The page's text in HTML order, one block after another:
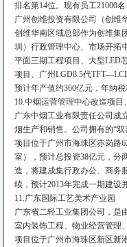
排名第14位。现有员工21000
广州创维投资有限公司（创维
创维华南区域总部作为创维集
圳）行政管理中心、市场开拓
平面三期工程项目、大型LED
项目、广州LGD8.5代
预计年产值约360亿元，年纳
10.中烟运营管理中心改造项目
广东中烟工业有限责任公司成
烟生产和销售。公司拥有的“
项目位于广州市海珠区赤岗路
室），预计总投资38亿元，分
造，将建成集行政办公、商务
续，预计2013年完成一期建设
11.广东国际工艺美术产业园
广东省二轻工业集团公司，是
室内装饰工程、物业经营管理
项目位于广州市海珠区新区新